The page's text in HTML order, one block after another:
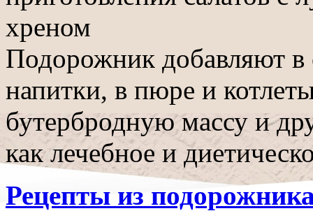
хреном
Подорожник добавляют в
напитки, в пюре и
бутербродную массу и
как лечебное и
Рецепты из